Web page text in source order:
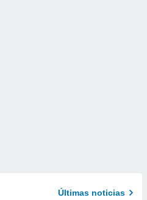
Últimas noticias